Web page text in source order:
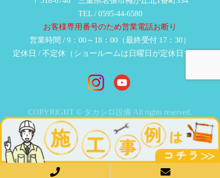
TEL / 0595-44-6580
お客様専用番号のため営業電話お断り
営業時間 / 9：00～18：00（最終受付 17：30）
定休日 / 不定休（ショールームは日曜日が定休日です）
COPYRIGHT © タカシロ設備 All rights reserved.